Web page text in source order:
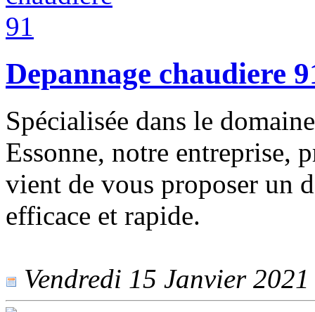
Depannage chaudiere
Spécialisée dans le
Essonne, notre entreprise,
vient de vous proposer un
efficace et rapide.
Vendredi 15 Janvier